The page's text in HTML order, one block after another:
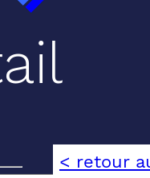
< retour